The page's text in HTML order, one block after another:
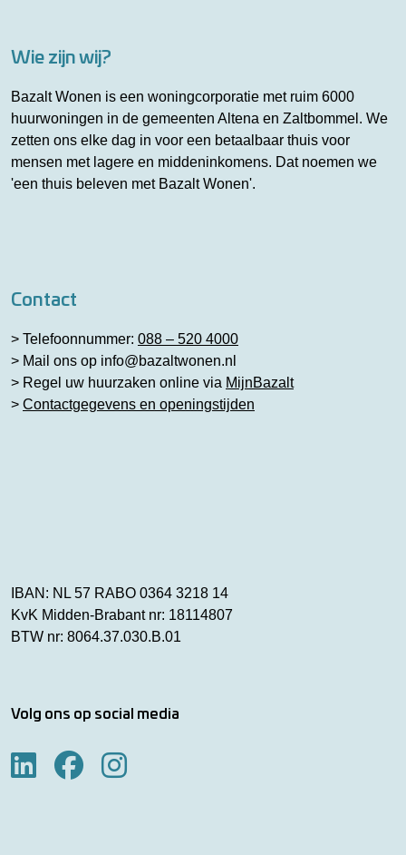
Wie zijn wij?
Bazalt Wonen is een woningcorporatie met ruim 6000
huurwoningen in de gemeenten Altena en Zaltbommel. We
zetten ons elke dag in voor een betaalbaar thuis voor
mensen met lagere en middeninkomens. Dat noemen we
'een thuis beleven met Bazalt Wonen'.
Contact
> Telefoonnummer: 088 – 520 4000
> Mail ons op info@bazaltwonen.nl
> Regel uw huurzaken online via MijnBazalt
> Contactgegevens en openingstijden
IBAN: NL 57 RABO 0364 3218 14
KvK Midden-Brabant nr: 18114807
BTW nr: 8064.37.030.B.01
Volg ons op social media